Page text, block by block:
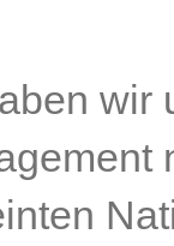
wir